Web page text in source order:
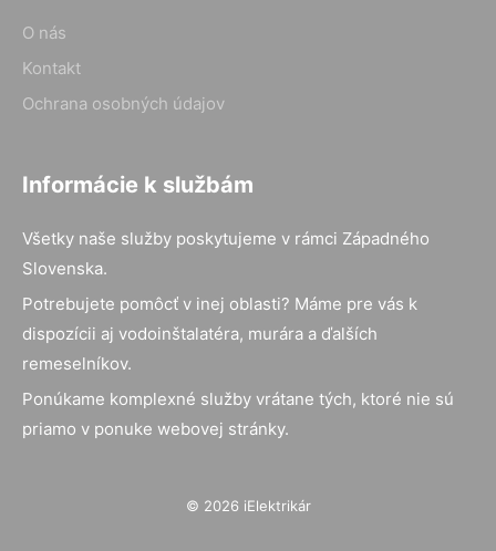
O nás
Kontakt
Ochrana osobných údajov
Informácie k službám
Všetky naše služby poskytujeme v rámci Západného
Slovenska.
Potrebujete pomôcť v inej oblasti? Máme pre vás k
dispozícii aj vodoinštalatéra, murára a ďalších
remeselníkov.
Ponúkame komplexné služby vrátane tých, ktoré nie sú
priamo v ponuke webovej stránky.
© 2026 iElektrikár